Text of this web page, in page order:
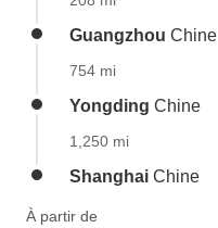
Guangzhou Chine
754 mi
Yongding Chine
1,250 mi
Shanghai Chine
À partir de